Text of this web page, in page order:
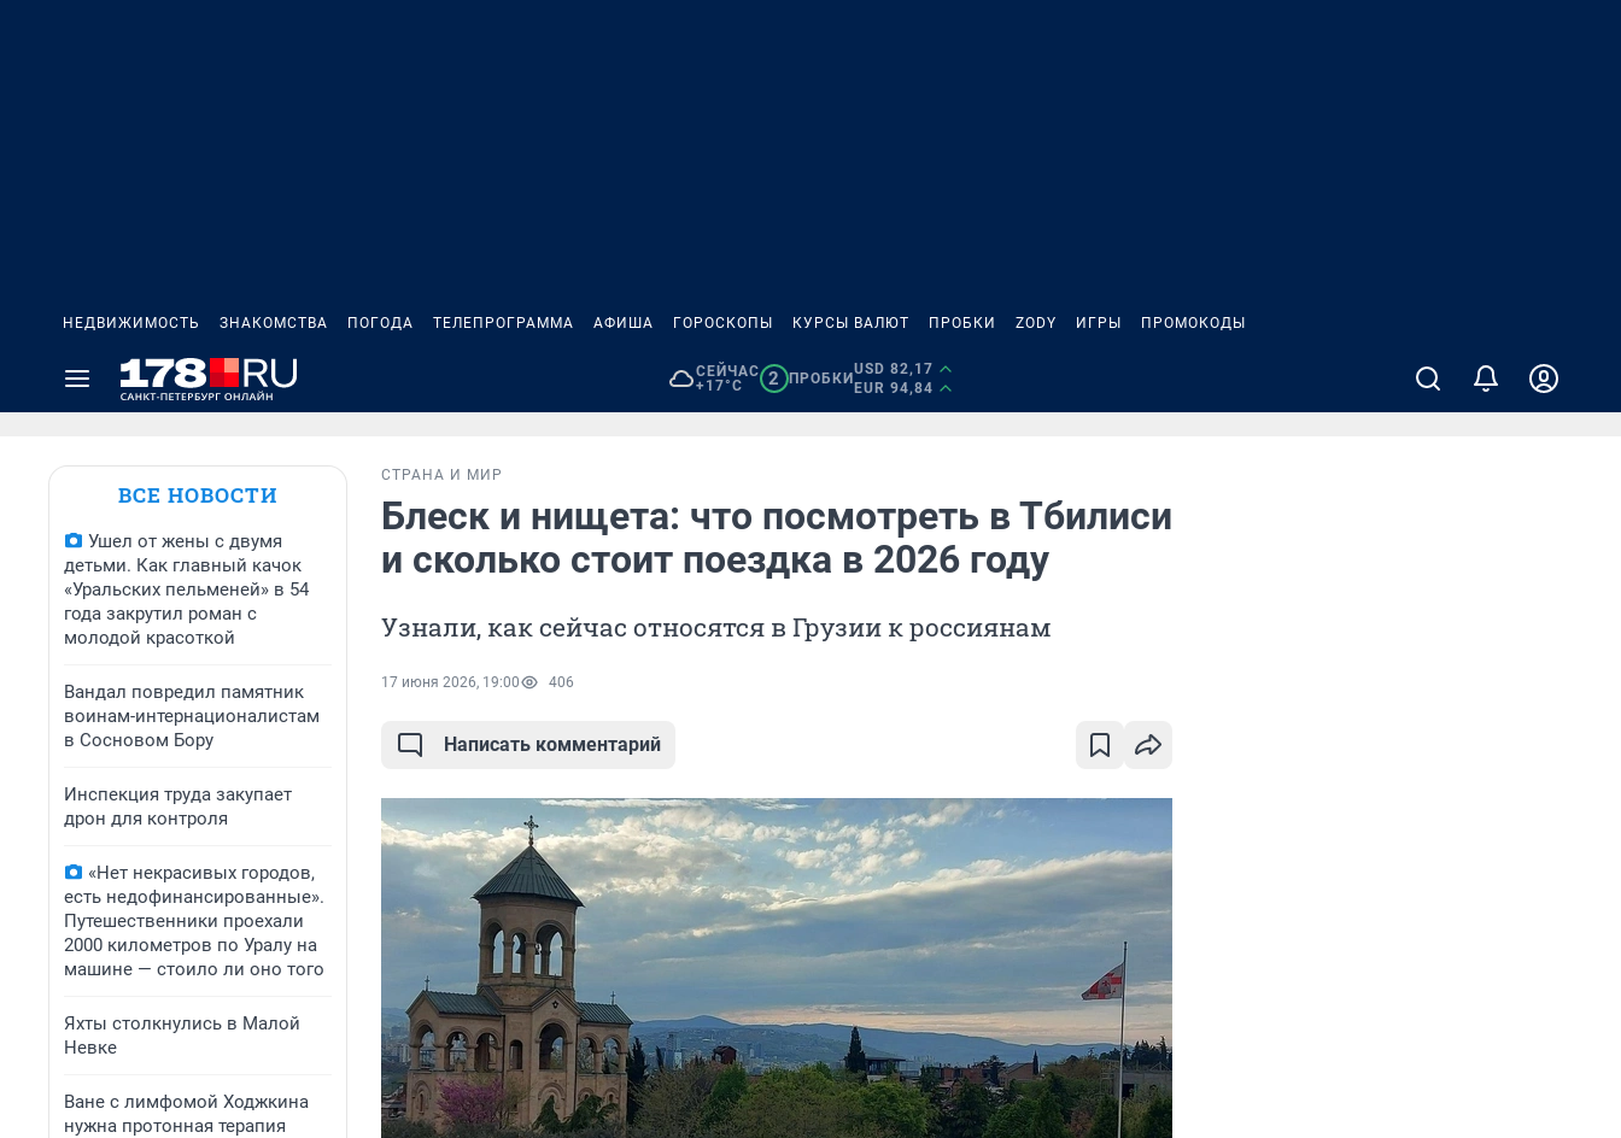
НЕДВИЖИМОСТЬ ЗНАКОМСТВА ПОГОДА ТЕЛЕПРОГРАММА АФИША ГОРОСКОПЫ КУРСЫ ВАЛЮТ ПРОБКИ ZODY ИГРЫ ПРОМОКОДЫ
СЕЙЧАС
+17°C
2 ПРОБКИ
USD 82,17
EUR 94,84
ВСЕ НОВОСТИ
Ушел от жены с двумя
детьми. Как главный качок
«Уральских пельменей» в 54
года закрутил роман с
молодой красоткой
Вандал повредил памятник
воинам-интернационалистам
в Сосновом Бору
Инспекция труда закупает
дрон для контроля
«Нет некрасивых городов,
есть недофинансированные».
Путешественники проехали
2000 километров по Уралу на
машине — стоило ли оно того
Яхты столкнулись в Малой
Невке
Ване с лимфомой Ходжкина
нужна протонная терапия
СТРАНА И МИР
Блеск и нищета: что посмотреть в Тбилиси
и сколько стоит поездка в 2026 году
Узнали, как сейчас относятся в Грузии к россиянам
17 июня 2026, 19:00 406
Написать комментарий